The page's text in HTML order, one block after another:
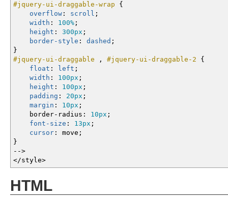
#jquery-ui-draggable-wrap
{
overflow : scroll ;
width : 100% ;
height : 300px ;
border-style : dashed ;
}
#jquery-ui-draggable
, #jquery-ui-draggable-2
{
float : left ;
width : 100px ;
height : 100px ;
padding : 20px ;
margin : 10px ;
border-radius : 10px ;
font-size : 13px ;
cursor : move ;
}
-->
</style>
HTML